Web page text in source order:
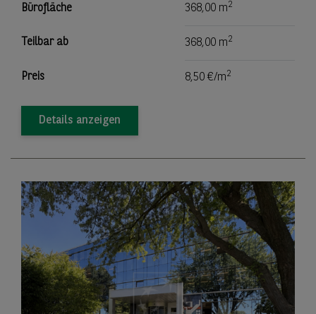
Bürofläche 368,00 m2
Teilbar ab 368,00 m2
Preis 8,50 €/m2
Details anzeigen